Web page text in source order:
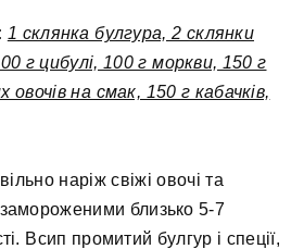
1 склянка булгура, 2 склянки
г цибулі, 100 г моркви, 150 г
овочів на смак, 150 г кабачків,
наріж свіжі овочі та
близько 5-7
Всип промитий булгур і спеції,